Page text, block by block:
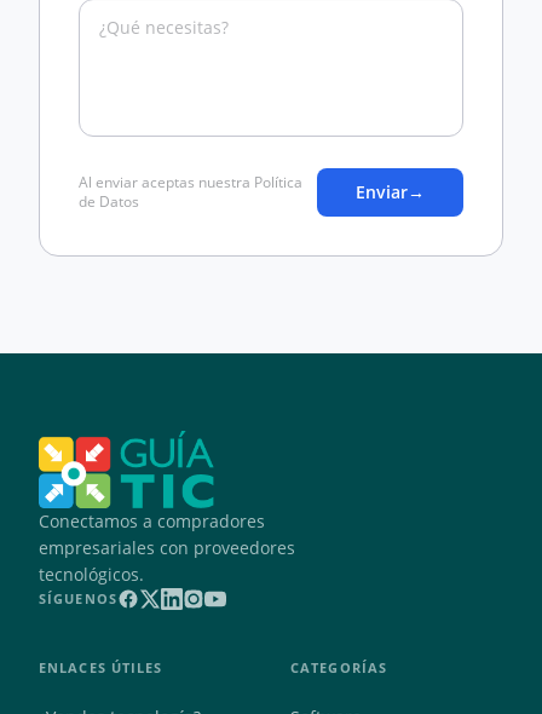
Al enviar aceptas nuestra Política
de Datos
Enviar→
Conectamos a compradores
empresariales con proveedores
tecnológicos.
SÍGUENOS
ENLACES ÚTILES CATEGORÍAS